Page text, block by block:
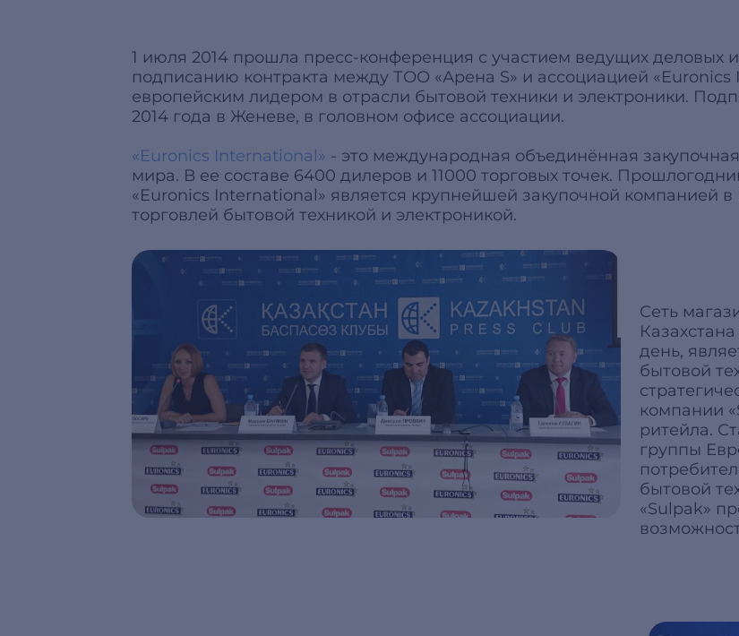
1 июля 2014 прошла пресс-конференция с участием ведущих деловых
подписанию контракта между ТОО «Арена S» и ассоциацией
европейским лидером в отрасли бытовой техники и электроники.
2014 года в Женеве, в головном офисе ассоциации.
«Euronics International» - это международная объединённая
мира. В ее составе 6400 дилеров и 11000 торговых точек.
«Euronics International» является крупнейшей закупочной компанией
торговлей бытовой техникой и электроникой.
Сеть
день,
бытовой
компании
ритейла.
группы
бытовой
«Sulpak»